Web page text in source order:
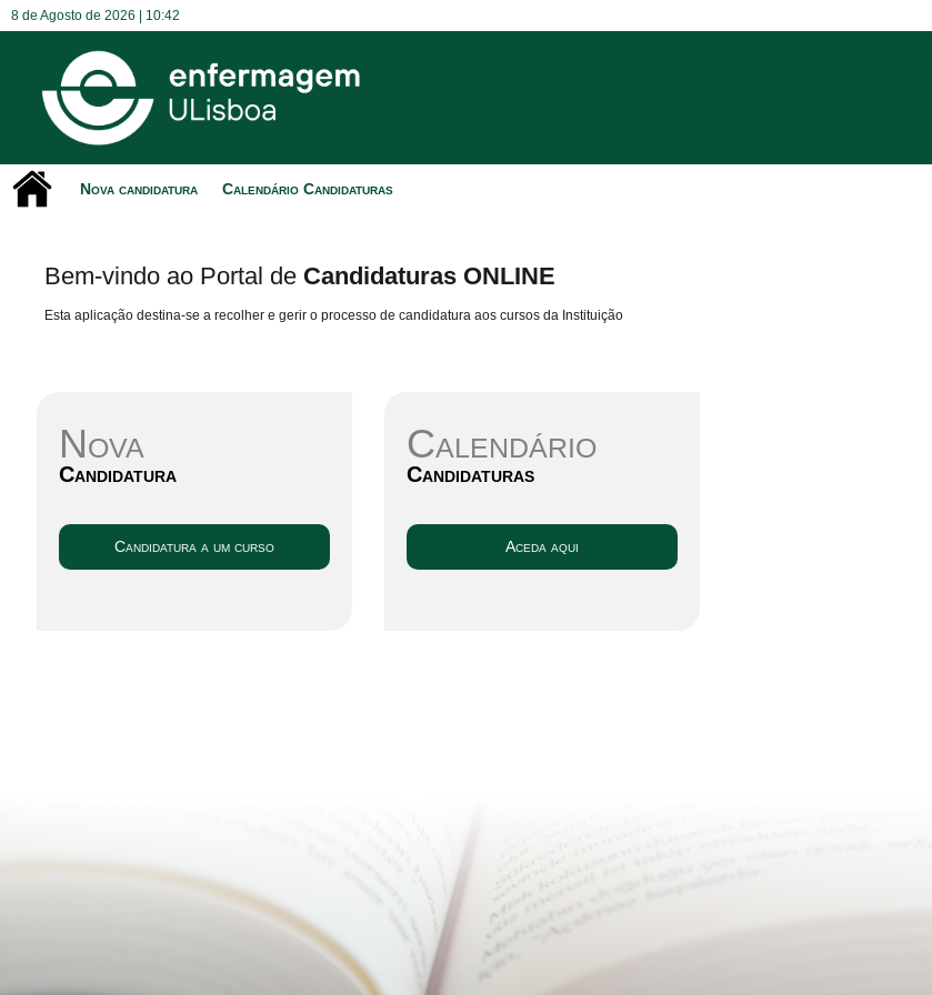
8 de Agosto de 2026 | 10:42
Nova candidatura Calendário Candidaturas
Bem-vindo ao Portal de Candidaturas ONLINE
Esta aplicação destina-se a recolher e gerir o processo de candidatura aos cursos da Instituição
Nova
Candidatura
Candidatura a um curso
Calendário
Candidaturas
Aceda aqui